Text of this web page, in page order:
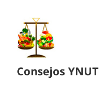
Consejos YNUT